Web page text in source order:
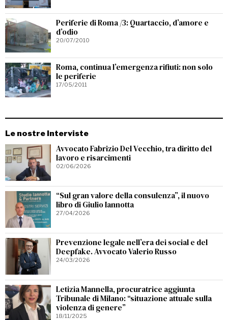
Periferie di Roma /3: Quartaccio, d’amore e
d’odio
20/07/2010
Roma, continua l’emergenza rifiuti: non solo
le periferie
17/05/2011
Le nostre Interviste
Avvocato Fabrizio Del Vecchio, tra diritto del
lavoro e risarcimenti
02/06/2026
“Sul gran valore della consulenza”, il nuovo
libro di Giulio Iannotta
27/04/2026
Prevenzione legale nell’era dei social e del
Deepfake. Avvocato Valerio Russo
24/03/2026
Letizia Mannella, procuratrice aggiunta
Tribunale di Milano: “situazione attuale sulla
violenza di genere”
18/11/2025